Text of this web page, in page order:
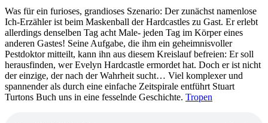
Was für ein furioses, grandioses Szenario: Der zunächst namenlose
Ich-Erzähler ist beim Maskenball der Hardcastles zu Gast. Er erlebt
allerdings denselben Tag acht Male- jeden Tag im Körper eines
anderen Gastes! Seine Aufgabe, die ihm ein geheimnisvoller
Pestdoktor mitteilt, kann ihn aus diesem Kreislauf befreien: Er soll
herausfinden, wer Evelyn Hardcastle ermordet hat. Doch er ist nicht
der einzige, der nach der Wahrheit sucht… Viel komplexer und
spannender als durch eine einfache Zeitspirale entführt Stuart
Turtons Buch uns in eine fesselnde Geschichte. Tropen